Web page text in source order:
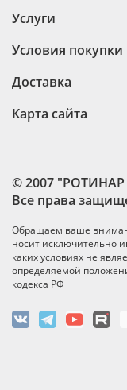
© 2007
Все права
Обращаем ваше
носит исключительно
каких условиях не
определяемой
кодекса РФ
Услуги
Условия покупки
Доставка
Карта сайта